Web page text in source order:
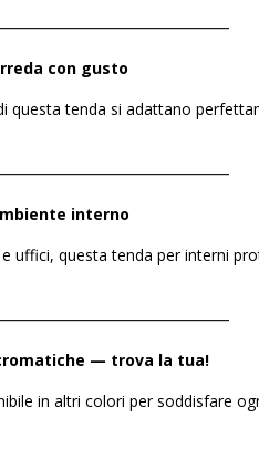
con gusto
questa tenda si adattano
interno
uffici, questa tenda per interni
— trova la tua!
in altri colori per soddisfare